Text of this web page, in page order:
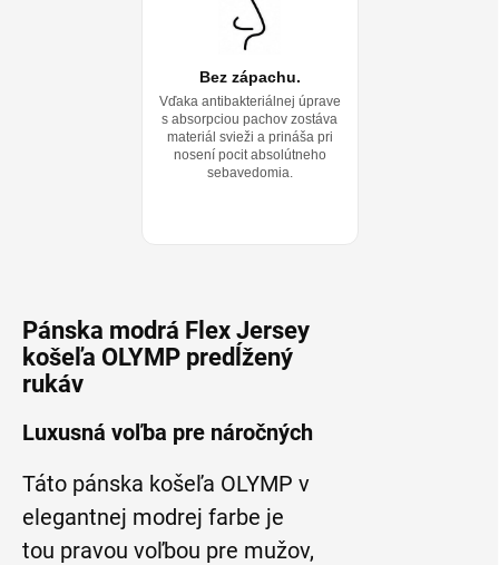
Bez zápachu.
Vďaka antibakteriálnej úprave
s absorpciou pachov zostáva
materiál svieži a prináša pri
nosení pocit absolútneho
sebavedomia.
Pánska modrá Flex Jersey
košeľa OLYMP predĺžený
rukáv
Luxusná voľba pre náročných
Táto pánska košeľa OLYMP v
elegantnej modrej farbe je
tou pravou voľbou pre mužov,